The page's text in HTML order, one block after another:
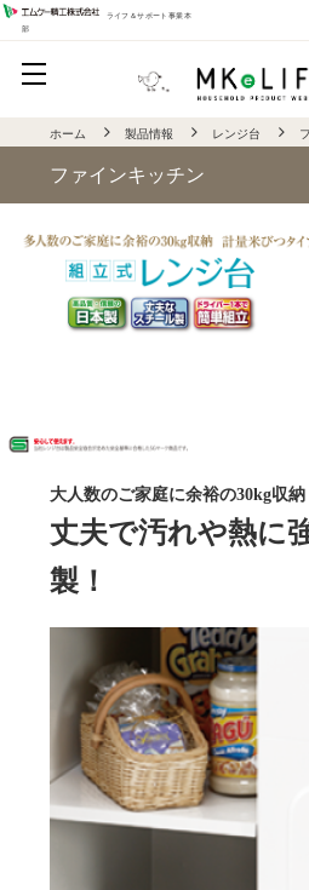
ライフ＆サポート事業本
部
ホーム 製品情報 レンジ台
ファインキッチン
大人数のご家庭に余裕の30kg収
丈夫で汚れや熱に
製！